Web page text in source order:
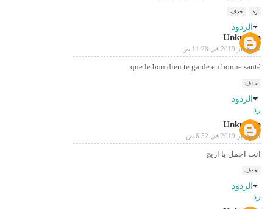
رد حذف
الردود
Unknown
4 نوفمبر 2019 في 11:28 ص
que le bon dieu te garde en bonne santé
حذف
الردود
رد
Unknown
6 نوفمبر 2019 في 6:52 ص
انت اجمل يا اريج
حذف
الردود
رد